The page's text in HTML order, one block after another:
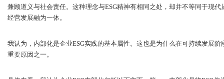
兼顾道义与社会责任。这种理念与ESG精神有相同之处，却并不等同于现代
经营发展融为一体。
我认为，内部化是企业ESG实践的基本属性。这也是为什么在可持续发展
重要原因之一。